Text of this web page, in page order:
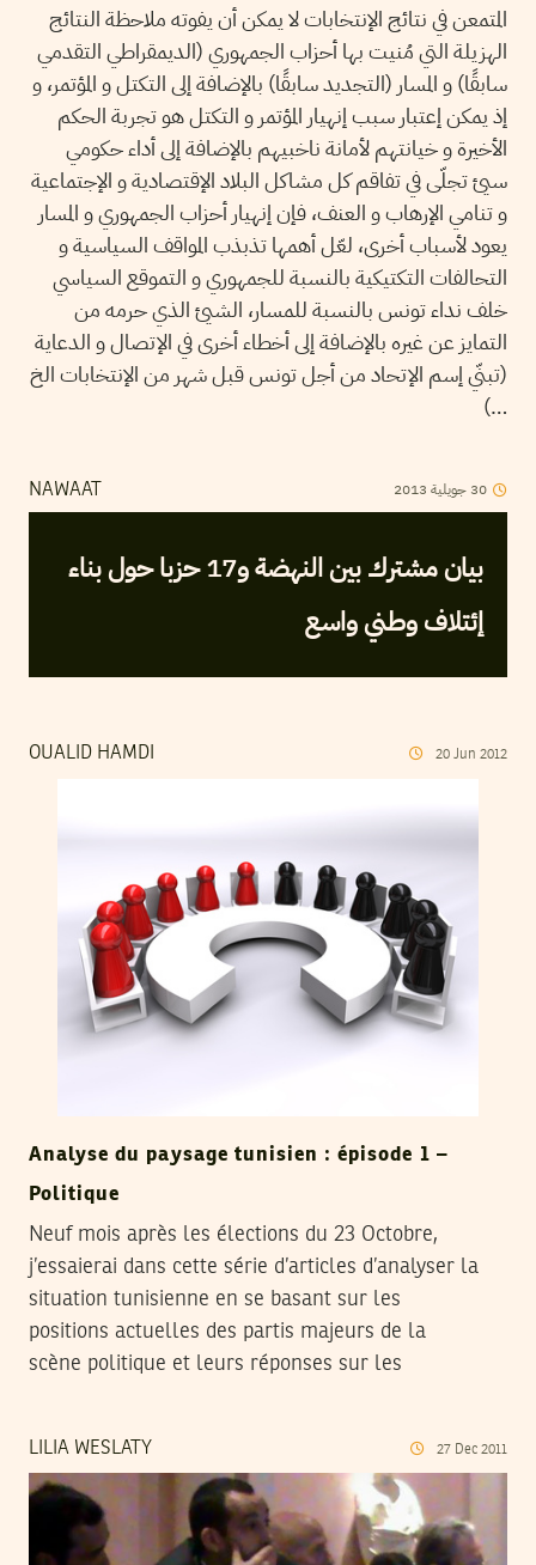
المتمعن في نتائج الإنتخابات لا يمكن أن يفوته ملاحظة النتائج
الهزيلة التي مُنيت بها أحزاب الجمهوري (الديمقراطي التقدمي
سابقًا) و المسار (التجديد سابقًا) بالإضافة إلى التكتل و المؤتمر، و
إذ يمكن إعتبار سبب إنهيار المؤتمر و التكتل هو تجربة الحكم
الأخيرة و خيانتهم لأمانة ناخبيهم بالإضافة إلى أداء حكومي
سيئ تجلّى في تفاقم كل مشاكل البلاد الإقتصادية و الإجتماعية
و تنامي الإرهاب و العنف، فإن إنهيار أحزاب الجمهوري و المسار
يعود لأسباب أخرى، لعّل أهمها تذبذب المواقف السياسية و
التحالفات التكتيكية بالنسبة للجمهوري و التموقع السياسي
خلف نداء تونس بالنسبة للمسار، الشيئ الذي حرمه من
التمايز عن غيره بالإضافة إلى أخطاء أخرى في الإتصال و الدعاية
(تبنّي إسم الإتحاد من أجل تونس قبل شهر من الإنتخابات الخ
…)
NAWAAT 30 جويلية 2013
بيان مشترك بين النهضة و17 حزبا حول بناء
إئتلاف وطني واسع
OUALID HAMDI 20 Jun 2012
Analyse du paysage tunisien : épisode 1 –
Politique
Neuf mois après les élections du 23 Octobre,
j’essaierai dans cette série d’articles d’analyser la
situation tunisienne en se basant sur les
positions actuelles des partis majeurs de la
scène politique et leurs réponses sur les
LILIA WESLATY 27 Dec 2011